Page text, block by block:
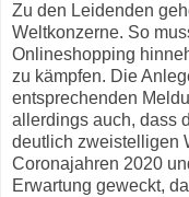
Zu den Leidenden
Weltkonzerne. So
Onlineshopping
zu kämpfen. Die
entsprechenden
allerdings auch, dass
deutlich zweistelligen
Coronajahren 2020
Erwartung geweckt,